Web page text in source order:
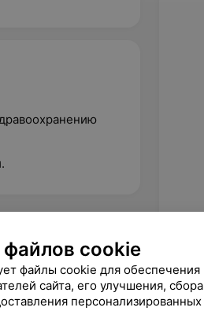
cookie
файлы cookie для обеспечения
сайта, его улучшения, сбора
персонализированных